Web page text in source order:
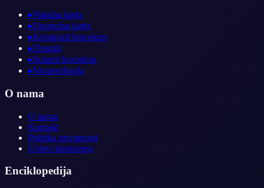
▸Natalna karta
▸Uporedna karta
▸Kompozit horoskop
▸Tranziti
▸Solarni horoskop
▸Numerologija
O nama
O nama
Kontakt
Politika privatnosti
Uslovi koriscenja
Enciklopedija